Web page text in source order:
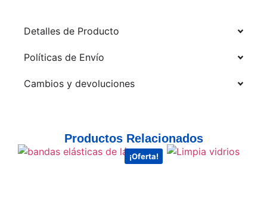
Detalles de Producto
Políticas de Envío
Cambios y devoluciones
Productos Relacionados
¡Oferta!